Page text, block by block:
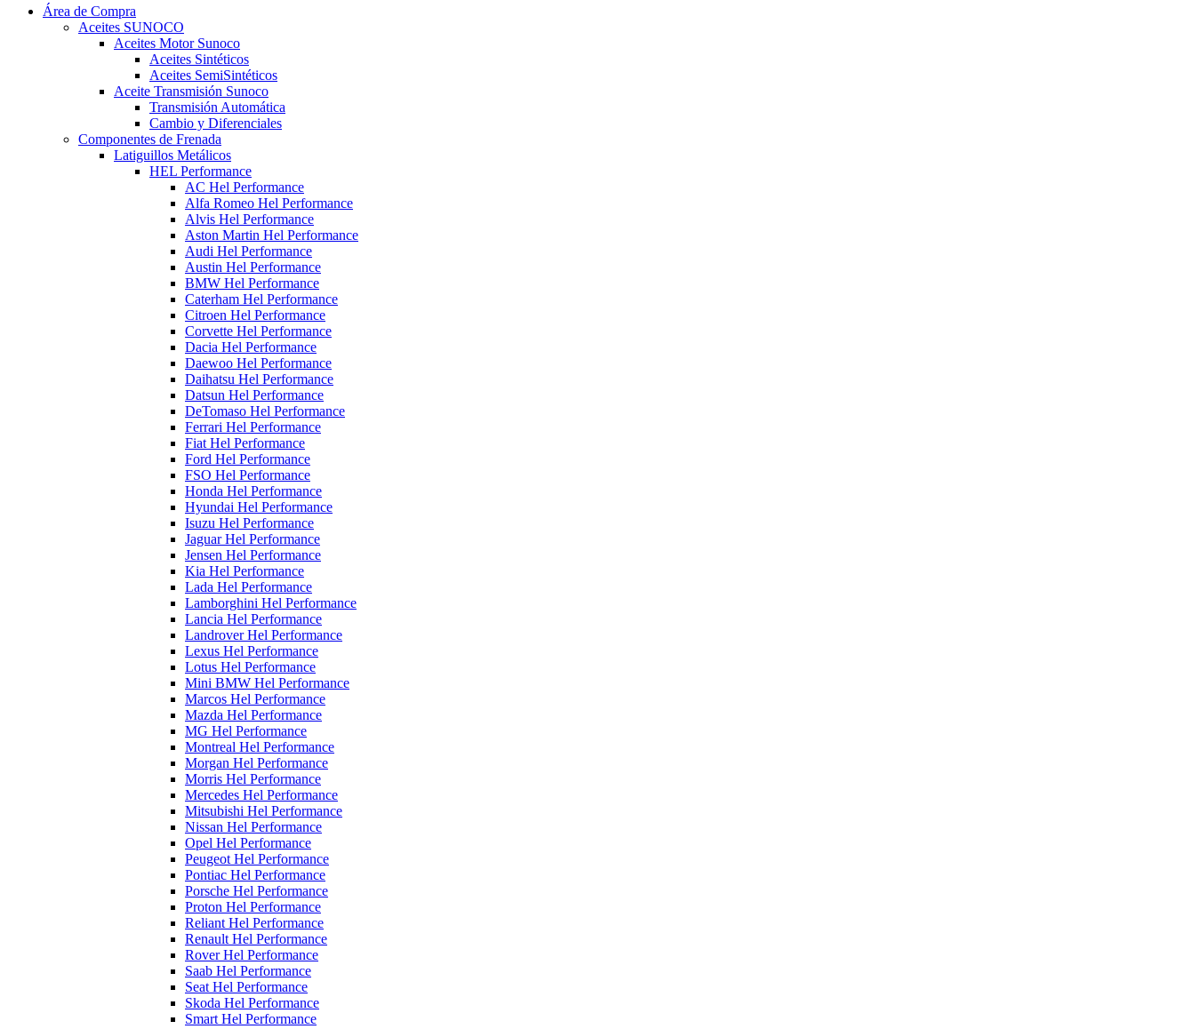
Área de Compra
Aceites SUNOCO
Aceites Motor Sunoco
Aceites Sintéticos
Aceites SemiSintéticos
Aceite Transmisión Sunoco
Transmisión Automática
Cambio y Diferenciales
Componentes de Frenada
Latiguillos Metálicos
HEL Performance
AC Hel Performance
Alfa Romeo Hel Performance
Alvis Hel Performance
Aston Martin Hel Performance
Audi Hel Performance
Austin Hel Performance
BMW Hel Performance
Caterham Hel Performance
Citroen Hel Performance
Corvette Hel Performance
Dacia Hel Performance
Daewoo Hel Performance
Daihatsu Hel Performance
Datsun Hel Performance
DeTomaso Hel Performance
Ferrari Hel Performance
Fiat Hel Performance
Ford Hel Performance
FSO Hel Performance
Honda Hel Performance
Hyundai Hel Performance
Isuzu Hel Performance
Jaguar Hel Performance
Jensen Hel Performance
Kia Hel Performance
Lada Hel Performance
Lamborghini Hel Performance
Lancia Hel Performance
Landrover Hel Performance
Lexus Hel Performance
Lotus Hel Performance
Mini BMW Hel Performance
Marcos Hel Performance
Mazda Hel Performance
MG Hel Performance
Montreal Hel Performance
Morgan Hel Performance
Morris Hel Performance
Mercedes Hel Performance
Mitsubishi Hel Performance
Nissan Hel Performance
Opel Hel Performance
Peugeot Hel Performance
Pontiac Hel Performance
Porsche Hel Performance
Proton Hel Performance
Reliant Hel Performance
Renault Hel Performance
Rover Hel Performance
Saab Hel Performance
Seat Hel Performance
Skoda Hel Performance
Smart Hel Performance